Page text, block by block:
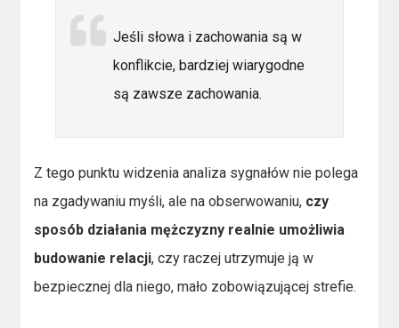
Jeśli słowa i zachowania są w
konflikcie, bardziej wiarygodne
są zawsze zachowania.
Z tego punktu widzenia analiza sygnałów nie polega
na zgadywaniu myśli, ale na obserwowaniu, czy
sposób działania mężczyzny realnie umożliwia
budowanie relacji, czy raczej utrzymuje ją w
bezpiecznej dla niego, mało zobowiązującej strefie.